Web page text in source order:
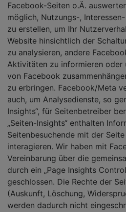
Facebook-Seiten o.Ä.
möglich, Nutzungs-,
zu erstellen, um Ihr
Website hinsichtlich der
zu analysieren, andere
Aktivitäten zu informieren oder
von Facebook
zu erbringen. Facebook/Meta
auch, um Analysedienste, so
Insights“, für Seitenbetreiber
„Seiten-Insights“ enthalten
Seitenbesuchende mit der
interagieren. Wir haben mit
Vereinbarung über die
durch ein „Page Insights
geschlossen. Die Rechte der
(Auskunft, Löschung,
werden dadurch nicht